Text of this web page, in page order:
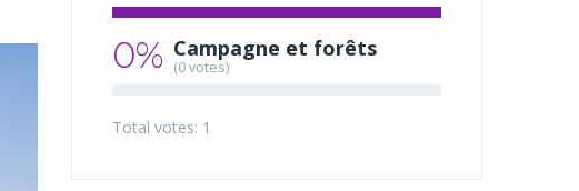
0% Campagne et forêts
(0 votes)
Total votes: 1